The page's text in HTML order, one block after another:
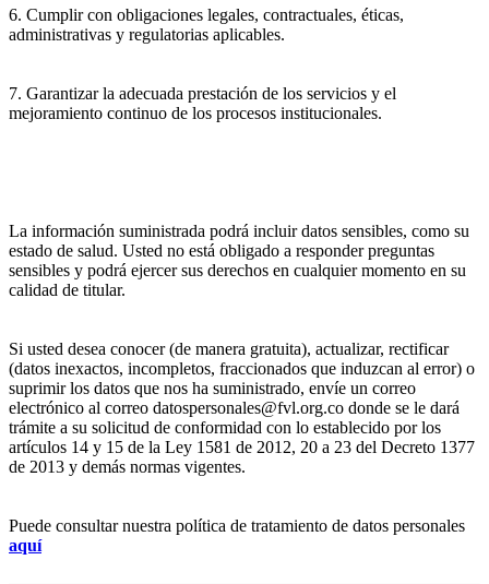
6. Cumplir con obligaciones legales, contractuales, éticas,
administrativas y regulatorias aplicables.
7. Garantizar la adecuada prestación de los servicios y el
mejoramiento continuo de los procesos institucionales.
La información suministrada podrá incluir datos sensibles, como su
estado de salud. Usted no está obligado a responder preguntas
sensibles y podrá ejercer sus derechos en cualquier momento en su
calidad de titular.
Si usted desea conocer (de manera gratuita), actualizar, rectificar
(datos inexactos, incompletos, fraccionados que induzcan al error) o
suprimir los datos que nos ha suministrado, envíe un correo
electrónico al correo datospersonales@fvl.org.co donde se le dará
trámite a su solicitud de conformidad con lo establecido por los
artículos 14 y 15 de la Ley 1581 de 2012, 20 a 23 del Decreto 1377
de 2013 y demás normas vigentes.
Puede consultar nuestra política de tratamiento de datos personales
aquí